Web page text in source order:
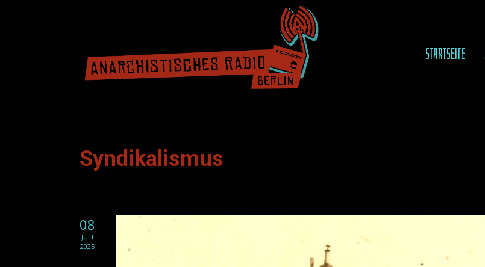
STARTSEITE
Syndikalismus
08
JULI
2025